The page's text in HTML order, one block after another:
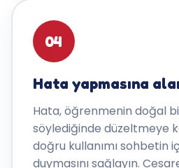
04
Hata yapmasına
Hata, öğrenmenin doğal
söylediğinde düzeltmeye
doğru kullanımı sohbetin
duymasını sağlayın.